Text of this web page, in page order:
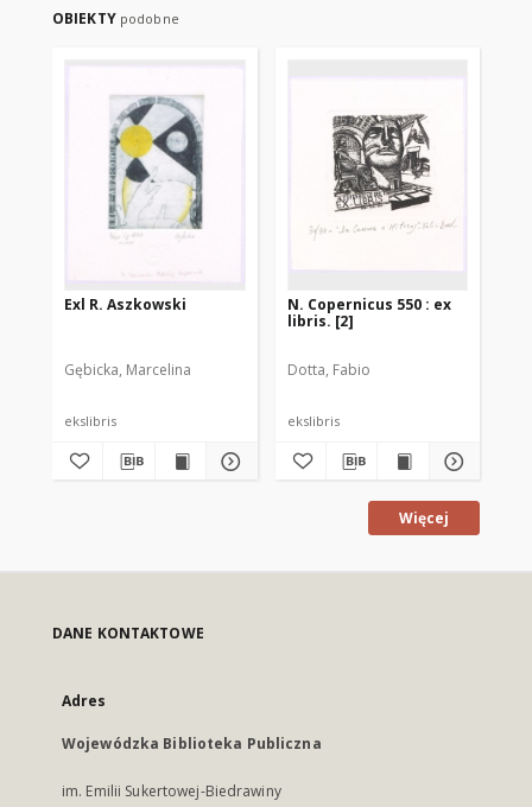
OBIEKTY podobne
Exl R. Aszkowski
Gębicka, Marcelina
ekslibris
N. Copernicus 550 : ex
libris. [2]
Dotta, Fabio
ekslibris
Więcej
DANE KONTAKTOWE
Adres
Wojewódzka Biblioteka Publiczna
im. Emilii Sukertowej-Biedrawiny